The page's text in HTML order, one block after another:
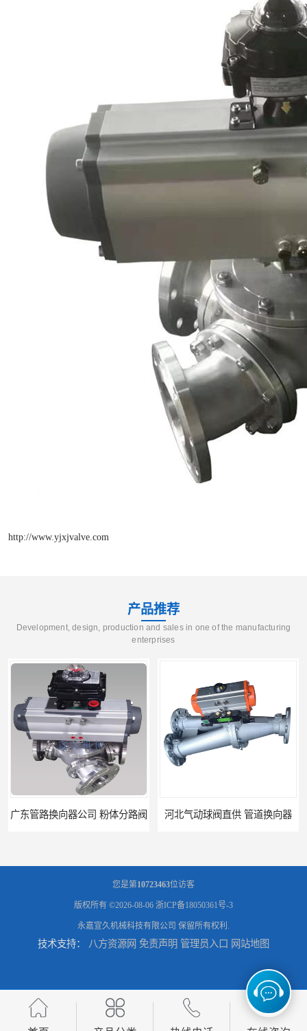
http://www.yjxjvalve.com
产品推荐
Development, design, production and sales in one of the manufacturing
enterprises
广东管路换向器公司 粉体分路阀 河北气动球阀直供 管道换向器
粉体三通阀 北京Y型三通阀 C12-26不锈钢三通阀 浙江不锈钢球阀直销
您是第10723463位访客
版权所有 ©2026-08-06 浙ICP备18050361号-3
永嘉宣久机械科技有限公司 保留所有权利.
技术支持： 八方资源网 免责声明 管理员入口 网站地图